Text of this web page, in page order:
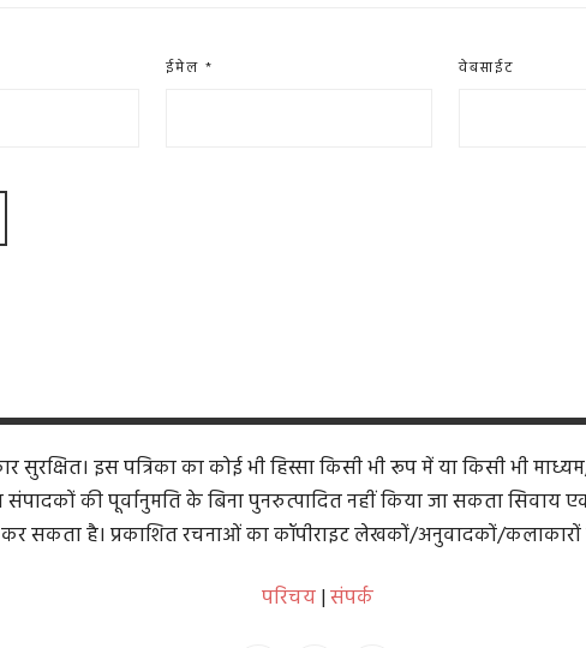
ईमेल* वेबसाईट
सुरक्षित। इस पत्रिका का कोई भी हिस्सा किसी भी रूप में या किसी भी
संपादकों की पूर्वानुमति के बिना पुनरुत्पादित नहीं किया जा सकता सिवाय
कर सकता है। प्रकाशित रचनाओं का कॉपीराइट लेखकों/अनुवादकों/कलाकारों
परिचय|संपर्क